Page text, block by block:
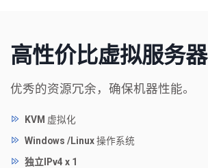
高性价比虚拟服务器
优秀的资源冗余，确保机器性能。
KVM 虚拟化
Windows /Linux操作系统
独立IPv4 x 1